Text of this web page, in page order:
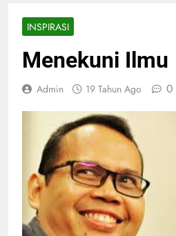
INSPIRASI
Menekuni Ilmu
Admin 19 Tahun Ago 0